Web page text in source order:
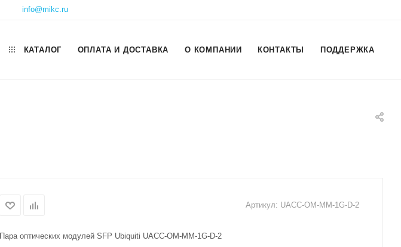
info@mikc.ru
КАТАЛОГ ОПЛАТА И ДОСТАВКА О КОМПАНИИ КОНТАКТЫ ПОДДЕРЖКА
Артикул: UACC-OM-MM-1G-D-2
Пара оптических модулей SFP Ubiquiti UACC-OM-MM-1G-D-2